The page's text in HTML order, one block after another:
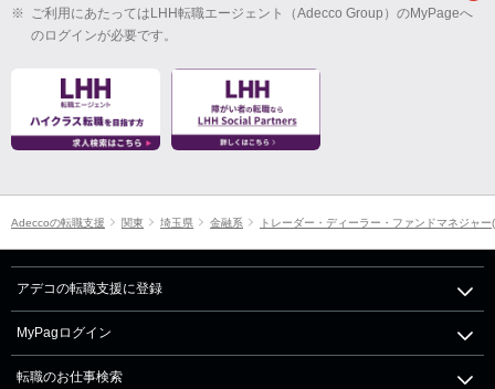
※ ご利用にあたってはLHH転職エージェント（Adecco Group）のMyPageへ
のログインが必要です。
Adeccoの転職支援 関東 埼玉県 金融系 トレーダー・ディーラー・ファンドマネジャー
アデコの転職支援に登録
MyPagログイン
転職のお仕事検索